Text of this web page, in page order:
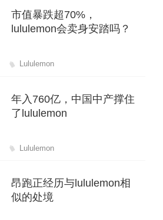
市值暴跌超70%，
lululemon会卖身安踏吗？
Lululemon
年入760亿，中国中产撑住
了lululemon
Lululemon
昂跑正经历与lululemon相
似的处境